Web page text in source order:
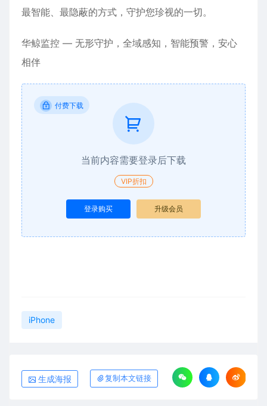
最智能、最隐蔽的方式，守护您珍视的一切。
华鲸监控 — 无形守护，全域感知，智能预警，安心
相伴
付费下载
当前内容需要登录后下载
VIP折扣
登录购买 升级会员
iPhone
生成海报 复制本文链接